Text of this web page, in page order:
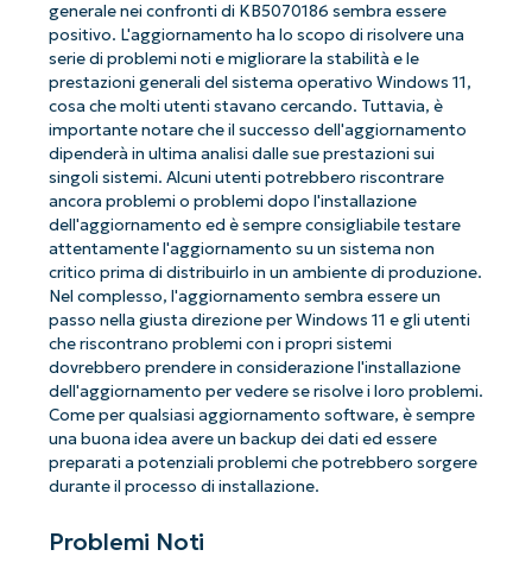
generale nei confronti di KB5070186 sembra essere
positivo. L'aggiornamento ha lo scopo di risolvere una
serie di problemi noti e migliorare la stabilità e le
prestazioni generali del sistema operativo Windows 11,
cosa che molti utenti stavano cercando. Tuttavia, è
importante notare che il successo dell'aggiornamento
dipenderà in ultima analisi dalle sue prestazioni sui
singoli sistemi. Alcuni utenti potrebbero riscontrare
ancora problemi o problemi dopo l'installazione
dell'aggiornamento ed è sempre consigliabile testare
attentamente l'aggiornamento su un sistema non
critico prima di distribuirlo in un ambiente di produzione.
Nel complesso, l'aggiornamento sembra essere un
passo nella giusta direzione per Windows 11 e gli utenti
che riscontrano problemi con i propri sistemi
dovrebbero prendere in considerazione l'installazione
dell'aggiornamento per vedere se risolve i loro problemi.
Come per qualsiasi aggiornamento software, è sempre
una buona idea avere un backup dei dati ed essere
preparati a potenziali problemi che potrebbero sorgere
durante il processo di installazione.
Problemi Noti